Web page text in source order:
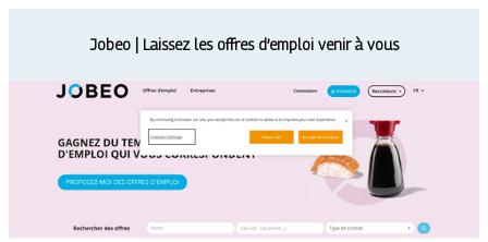
Jobeo | Laissez les offres d’emploi venir à vous